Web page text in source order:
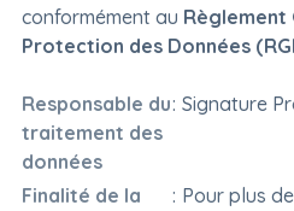
conformément au Règlement
Protection des Données
Responsable du
traitement des
données
: Signature
Finalité de la
: Pour plus